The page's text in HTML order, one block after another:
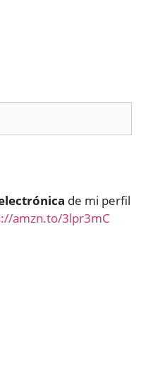
de mi perfil
amzn.to/3lpr3mC